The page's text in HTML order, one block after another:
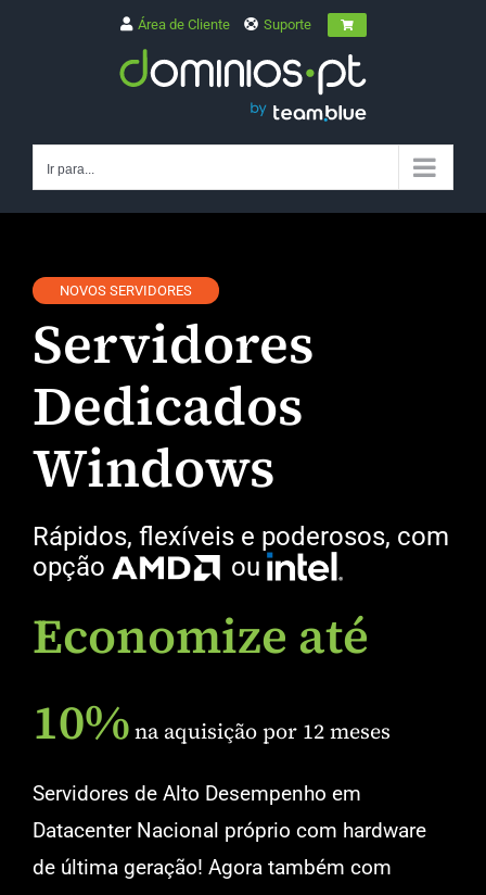
Área de Cliente Suporte
Ir para...
NOVOS SERVIDORES
Servidores
Dedicados
Windows
Rápidos, flexíveis e poderosos, com
opção
ou
Economize até
10%na aquisição por 12 meses
Servidores de Alto Desempenho em
Datacenter Nacional próprio com hardware
de última geração! Agora também com